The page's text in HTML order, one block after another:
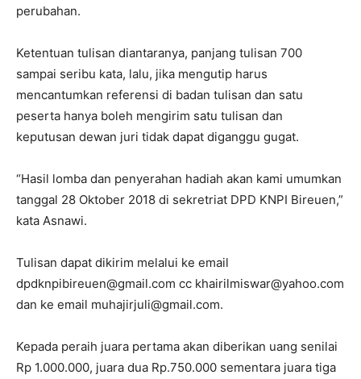
perubahan.
Ketentuan tulisan diantaranya, panjang tulisan 700
sampai seribu kata, lalu, jika mengutip harus
mencantumkan referensi di badan tulisan dan satu
peserta hanya boleh mengirim satu tulisan dan
keputusan dewan juri tidak dapat diganggu gugat.
“Hasil lomba dan penyerahan hadiah akan kami umumkan
tanggal 28 Oktober 2018 di sekretriat DPD KNPI Bireuen,”
kata Asnawi.
Tulisan dapat dikirim melalui ke email
dpdknpibireuen@gmail.com cc khairilmiswar@yahoo.com
dan ke email muhajirjuli@gmail.com.
Kepada peraih juara pertama akan diberikan uang senilai
Rp 1.000.000, juara dua Rp.750.000 sementara juara tiga